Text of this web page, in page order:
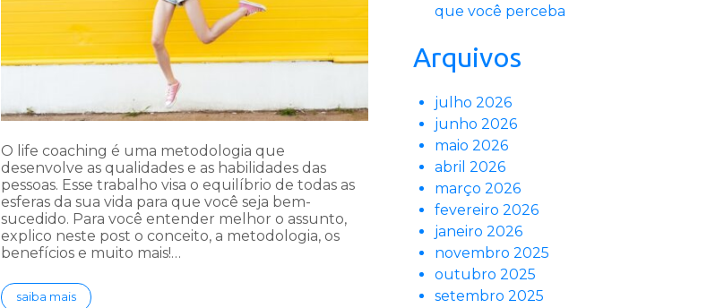
O life coaching é uma metodologia que
desenvolve as qualidades e as habilidades das
pessoas. Esse trabalho visa o equilíbrio de todas as
esferas da sua vida para que você seja bem-
sucedido. Para você entender melhor o assunto,
explico neste post o conceito, a metodologia, os
benefícios e muito mais!…
saiba mais
que você perceba
Arquivos
julho 2026
junho 2026
maio 2026
abril 2026
março 2026
fevereiro 2026
janeiro 2026
novembro 2025
outubro 2025
setembro 2025